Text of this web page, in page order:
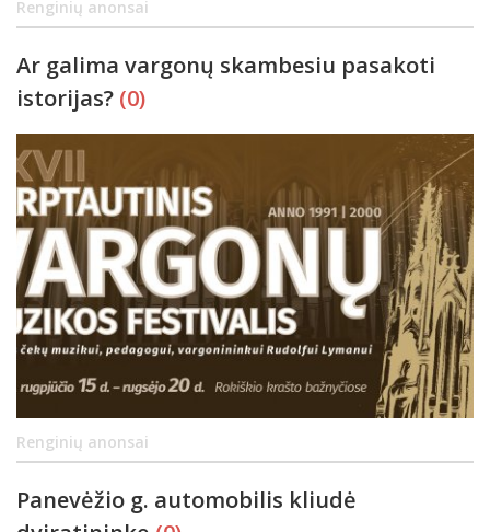
Renginių anonsai
Ar galima vargonų skambesiu pasakoti
istorijas? (0)
Renginių anonsai
Panevėžio g. automobilis kliudė